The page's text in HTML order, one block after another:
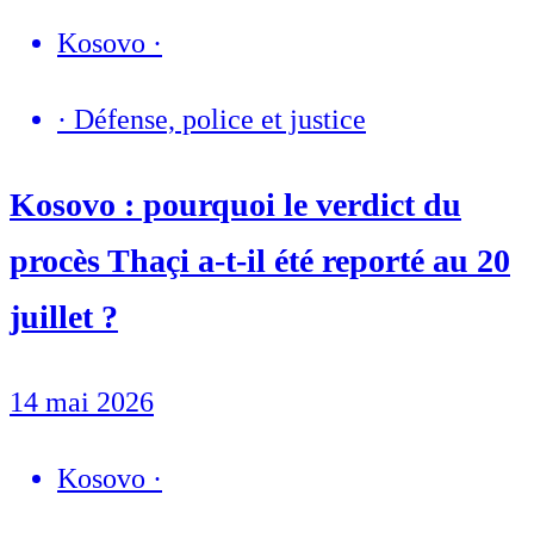
Kosovo ·
· Défense, police et justice
Kosovo : pourquoi le verdict du
procès Thaçi a-t-il été reporté au 20
juillet ?
14 mai 2026
Kosovo ·